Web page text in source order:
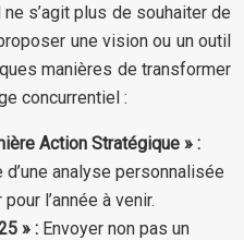
s’agit plus de souhaiter de
une vision ou un outil
manières de transformer
concurrentiel :
Action Stratégique » :
analyse personnalisée
l’année à venir.
» : Envoyer non pas un